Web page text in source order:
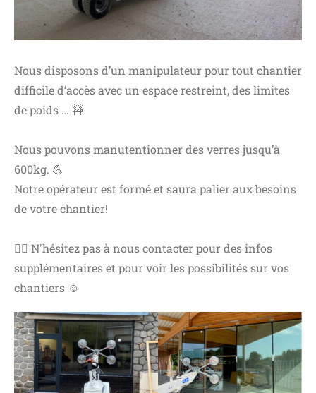
Nous disposons d’un manipulateur pour tout chantier
difficile d’accès avec un espace restreint, des limites
de poids … 🚧
Nous pouvons manutentionner des verres jusqu’à
600kg. 💪
Notre opérateur est formé et saura palier aux besoins
de votre chantier!
👷‍♂️ N'hésitez pas à nous contacter pour des infos
supplémentaires et pour voir les possibilités sur vos
chantiers ☺